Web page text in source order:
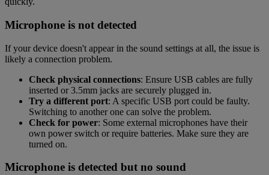
Microphone is not detected
If your device doesn't appear in the sound settings at all, the issue is
likely a connection problem.
Check physical connections: Ensure USB cables are fully
inserted or 3.5mm jacks are securely plugged in.
Try a different port: A specific USB port could be faulty.
Switching to another one can solve the problem.
Check for power: Some external microphones have their
own power switch or require batteries. Make sure they are
turned on.
Microphone is detected but no sound